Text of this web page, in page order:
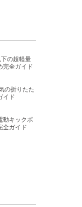
の超軽量
完全ガイド
の折りたた
イド
動キックボ
全ガイド